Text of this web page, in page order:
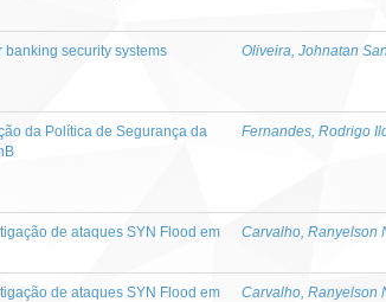
security systems Oliveira, Johnatan
da Política de Segurança da
Fernandes, Rodrigo
de ataques SYN Flood em
Carvalho, Ranyelson
de ataques SYN Flood em
Carvalho, Ranyelson